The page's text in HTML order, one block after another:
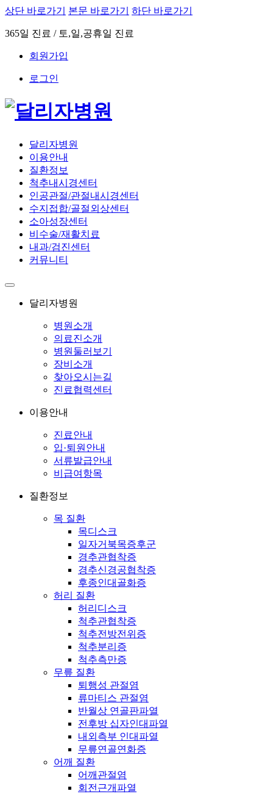
상단 바로가기 본문 바로가기 하단 바로가기
365일 진료 / 토,일,공휴일 진료
회원가입
로그인
달리자병원
이용안내
질환정보
척추내시경센터
인공관절/관절내시경센터
수지접합/골절외상센터
소아성장센터
비수술/재활치료
내과/검진센터
커뮤니티
달리자병원
병원소개
의료진소개
병원둘러보기
장비소개
찾아오시는길
진료협력센터
이용안내
진료안내
입·퇴원안내
서류발급안내
비급여항목
질환정보
목 질환
목디스크
일자거북목증후군
경추관협착증
경추신경공협착증
후종인대골화증
허리 질환
허리디스크
척추관협착증
척추전방전위증
척추분리증
척추측만증
무릎 질환
퇴행성 관절염
류마티스 관절염
반월상 연골판파열
전후방 십자인대파열
내외측부 인대파열
무릎연골연화증
어깨 질환
어깨관절염
회전근개파열